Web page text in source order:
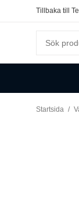
Tillbaka till
Startsida /